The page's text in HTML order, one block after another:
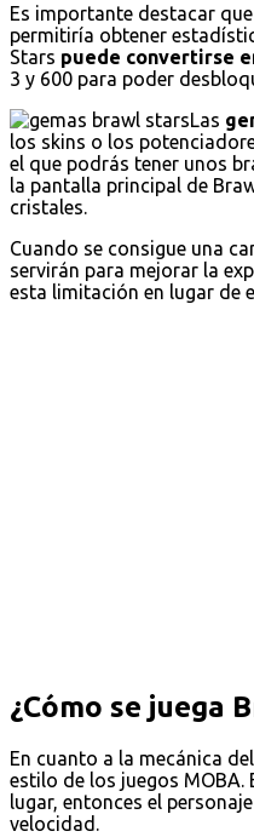
Es importante destacar
permitiría obtener
Stars puede convertirse
3 y 600 para poder
Las
los skins o los
el que podrás tener unos
la pantalla principal de
cristales.
Cuando se consigue una
servirán para mejorar la
esta limitación en lugar de
¿Cómo se juega
En cuanto a la mecánica
estilo de los juegos MOBA.
lugar, entonces el
velocidad.